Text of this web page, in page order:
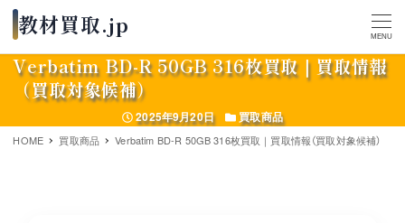
MENU
Verbatim BD-R 50GB 316枚買取｜買取情報
（買取対象候補）
投稿日
2025年9月20日 カテゴリー
買取商品
HOME 買取商品 Verbatim BD-R 50GB 316枚買取｜買取情報（買取対象候補）